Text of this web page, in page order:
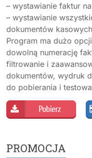
– wystawianie faktur
– wystawianie
dokumentów
Program ma dużo
dowolną numerację
filtrowanie i
dokumentów, wydruk
do pobierania i
PROMOCJA